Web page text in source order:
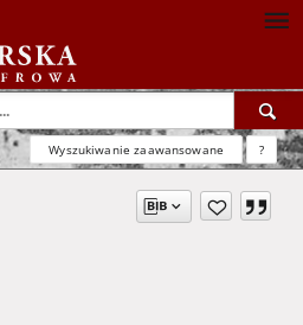
Wyszukiwanie zaawansowane ?